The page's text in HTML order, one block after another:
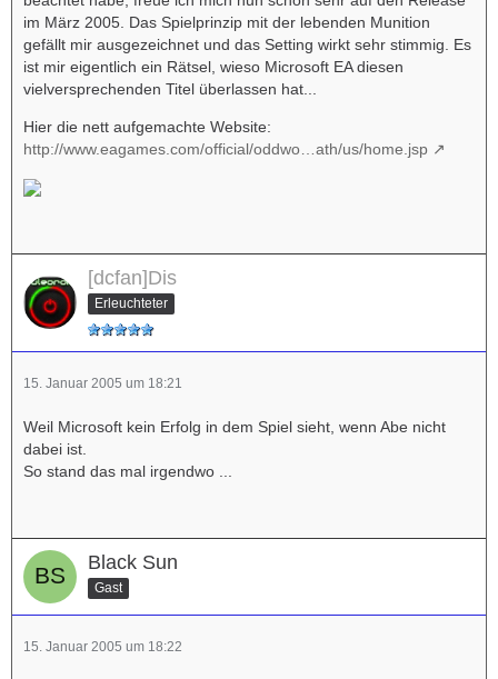
im März 2005. Das Spielprinzip mit der lebenden Munition
gefällt mir ausgezeichnet und das Setting wirkt sehr stimmig. Es
ist mir eigentlich ein Rätsel, wieso Microsoft EA diesen
vielversprechenden Titel überlassen hat...
Hier die nett aufgemachte Website:
http://www.eagames.com/official/oddwo…ath/us/home.jsp
[dcfan]Dis
Erleuchteter
15. Januar 2005 um 18:21
Weil Microsoft kein Erfolg in dem Spiel sieht, wenn Abe nicht
dabei ist.
So stand das mal irgendwo ...
Black Sun
Gast
15. Januar 2005 um 18:22